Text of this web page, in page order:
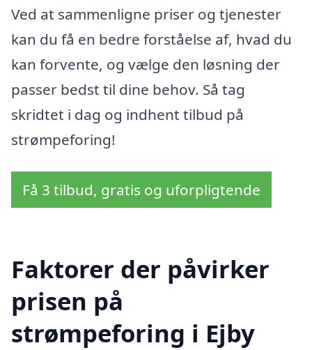
Ved at sammenligne priser og tjenester
kan du få en bedre forståelse af, hvad du
kan forvente, og vælge den løsning der
passer bedst til dine behov. Så tag
skridtet i dag og indhent tilbud på
strømpeforing!
Få 3 tilbud, gratis og uforpligtende
Faktorer der påvirker
prisen på
strømpeforing i Ejby